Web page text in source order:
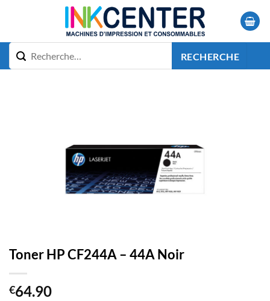
RECHERCHE
Toner HP CF244A – 44A Noir
€64.90